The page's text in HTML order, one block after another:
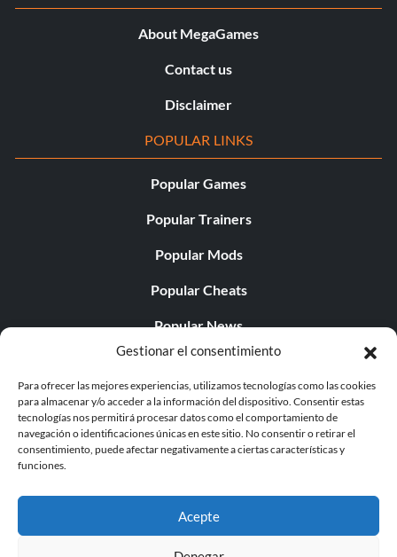
Gestionar el consentimiento
Para ofrecer las mejores experiencias, utilizamos tecnologías como las cookies
para almacenar y/o acceder a la información del dispositivo. Consentir estas
tecnologías nos permitirá procesar datos como el comportamiento de
navegación o identificaciones únicas en este sitio. No consentir o retirar el
consentimiento, puede afectar negativamente a ciertas características y
funciones.
Acepte
About MegaGames
Contact us
Disclaimer
POPULAR LINKS
Popular Games
Popular Trainers
Popular Mods
Popular Cheats
Popular News
Popular Editorials
Popular Free Games
LATEST UPDATES